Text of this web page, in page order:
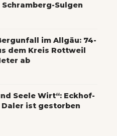
Schramberg-Sulgen
im Allgäu: 74-
dem Kreis Rottweil
ab
Seele Wirt“: Eckhof-
ist gestorben